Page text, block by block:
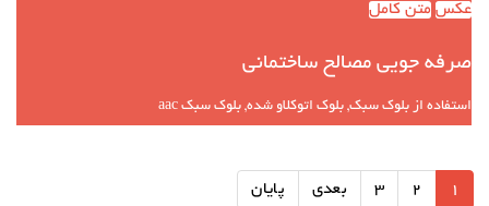
عکس متن کامل
صرفه جویی مصالح ساختمانی
استفاده از بلوک سبک, بلوک اتوکلاو شده, بلوک سبک aac
1
2
3 بعدی پایان